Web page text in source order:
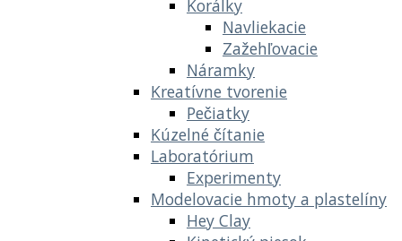
Korálky
Navliekacie
Zažehľovacie
Náramky
Kreatívne tvorenie
Pečiatky
Kúzelné čítanie
Laboratórium
Experimenty
Modelovacie hmoty a plastelíny
Hey Clay